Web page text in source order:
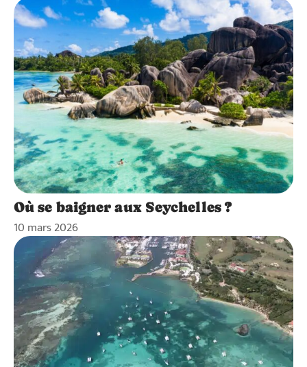
Où se baigner aux Seychelles ?
10 mars 2026